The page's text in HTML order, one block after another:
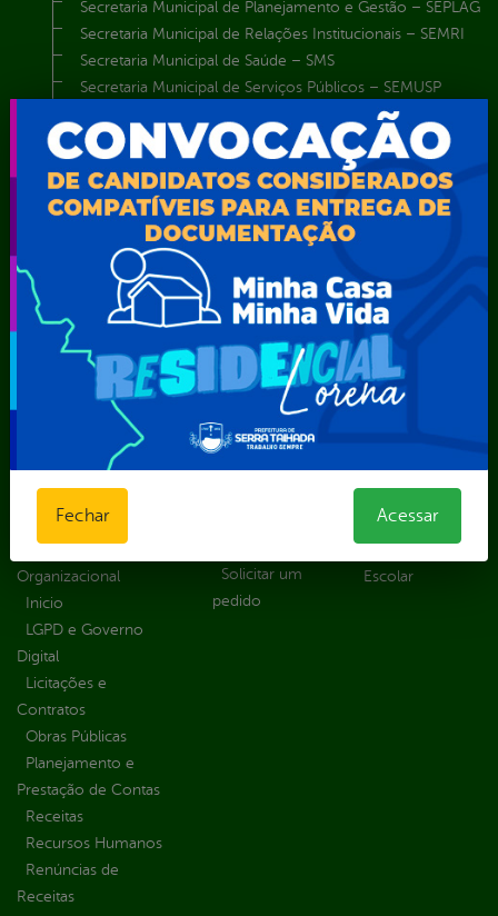
Secretaria Municipal de Planejamento e Gestão – SEPLAG
Secretaria Municipal de Relações Institucionais – SEMRI
Secretaria Municipal de Saúde – SMS
Secretaria Municipal de Serviços Públicos – SEMUSP
Superintendência de Trânsito e Transportes de Serra
Talhada-STTRANS
Transparência, Fiscalização e Controle
Portal da
Transparência
Educação
Saúde
Atos normativos
Central de Dúvidas
Diárias
Emendas
parlamentares
Organizacional
Inicio
LGPD e Governo
Digital
Licitações e
Contratos
Obras Públicas
Planejamento e
Prestação de Contas
Receitas
Recursos Humanos
Renúncias de
Receitas
E-sic
solicitar
Consulte sua
Decretos
Estatísticas
Formulários
Prazos e
autoridades
Solicitar um
pedido
Outros
Carta de
Serviços
E-sic
Ferramenta de
Autenticidade
Blanc
Transparência
Escolar
Fechar Acessar